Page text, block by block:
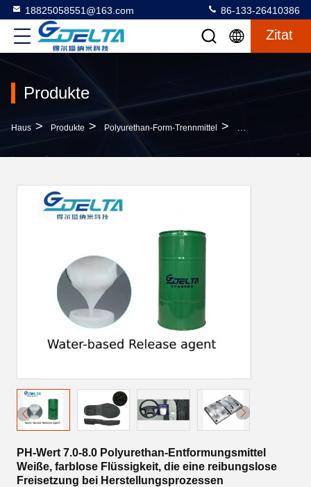
18825058551@163.com 86-133-26410386
Zitat
Produkte
Haus > Produkte > Polyurethan-Form-Trennmittel > PH-Wert 7.0-8.0
PH-Wert 7.0-8.0 Polyurethan-Entformungsmittel
Weiße, farblose Flüssigkeit, die eine reibungslose
Freisetzung bei Herstellungsprozessen